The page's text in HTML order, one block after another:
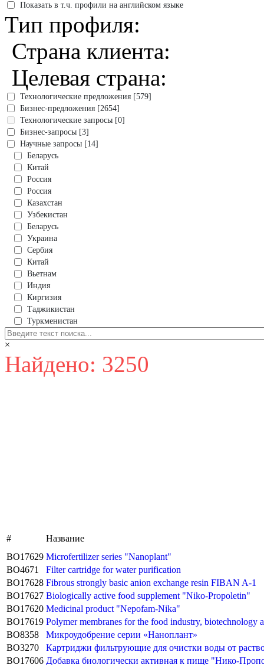
Показать в т.ч. профили на английском языке
Тип профиля:
Страна клиента:
Целевая страна:
Технологические предложения [579]
Бизнес-предложения [2654]
Технологические запросы [0]
Бизнес-запросы [3]
Научные запросы [14]
Беларусь
Китай
Россия
Россия
Казахстан
Узбекистан
Беларусь
Украина
Сербия
Китай
Вьетнам
Индия
Киргизия
Таджикистан
Туркменистан
×
Найдено: 3250
#
Название
BO17629 Microfertilizer series "Nanoplant"
BO4671
Filter cartridge for water purification
BO17628 Fibrous strongly basic anion exchange resin FIBAN A-1
BO17627 Biologically active food supplement "Niko-Propoletin"
BO17620 Medicinal product "Nepofam-Nika"
BO17619 Polymer membranes for the food industry, biotechnology
BO8358
Микроудобрение серии «Наноплант»
BO3270
Картриджи фильтрующие для очистки воды от
BO17606 Добавка биологически активная к пище "Нико-